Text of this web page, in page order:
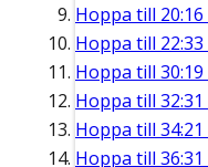
Hoppa till 20:16
Hoppa till 22:33
Hoppa till 30:19
Hoppa till 32:31
Hoppa till 34:21
Hoppa till 36:31